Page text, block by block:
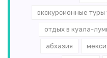
экскурсионные туры
отдых в куала-
абхазия